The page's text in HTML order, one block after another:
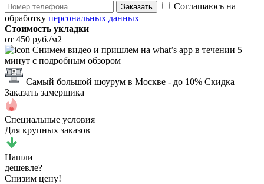
Заказать
Соглашаюсь на
обработку персональных данных
Стоимость укладки
от 450 руб./м2
Снимем видео и пришлем на what’s app в течении 5
минут с подробным обзором
Самый большой шоурум в Москве - до 10% Скидка
Заказать замерщика
Специальные условия
Для крупных заказов
Нашли
дешевле?
Снизим цену!